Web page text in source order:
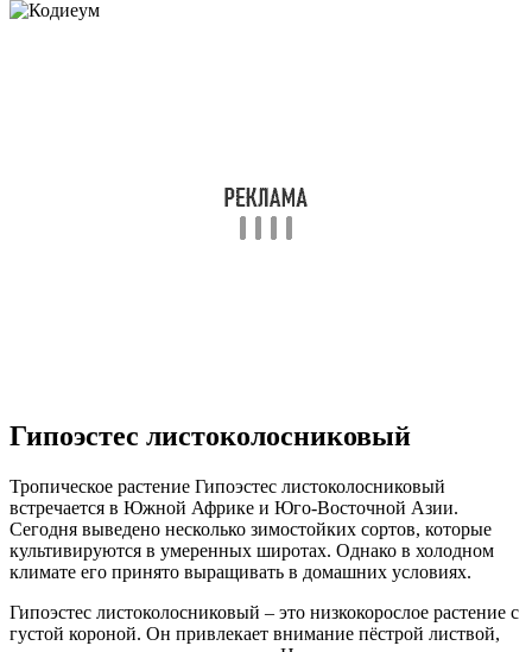
Гипоэстес листоколосниковый
Тропическое растение Гипоэстес листоколосниковый
встречается в Южной Африке и Юго-Восточной Азии.
Сегодня выведено несколько зимостойких сортов, которые
культивируются в умеренных широтах. Однако в холодном
климате его принято выращивать в домашних условиях.
Гипоэстес листоколосниковый – это низкокорослое растение с
густой короной. Он привлекает внимание пёстрой листвой,